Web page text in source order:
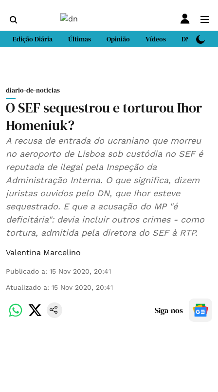
Edição Diária Últimas Opinião Vídeos DN Sport
diario-de-noticias
O SEF sequestrou e torturou Ihor
Homeniuk?
A recusa de entrada do ucraniano que morreu
no aeroporto de Lisboa sob custódia no SEF é
reputada de ilegal pela Inspeção da
Administração Interna. O que significa, dizem
juristas ouvidos pelo DN, que Ihor esteve
sequestrado. E que a acusação do MP "é
deficitária": devia incluir outros crimes - como
tortura, admitida pela diretora do SEF à RTP.
Valentina Marcelino
Publicado a: 15 Nov 2020, 20:41
Atualizado a: 15 Nov 2020, 20:41
Siga-nos